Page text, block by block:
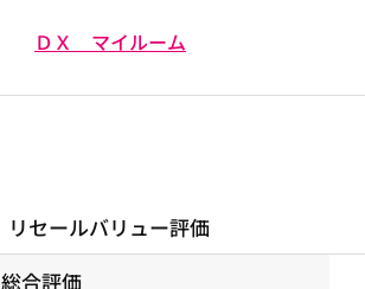
ＤＸ マイルーム
リセールバリュー評価
総合評価